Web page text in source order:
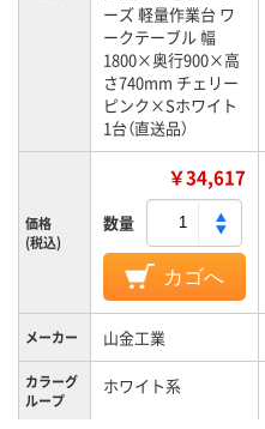
ーズ 軽量作業台 ワ
ークテーブル 幅
1800×奥行900×高
さ740mm チェリー
ピンク×Sホワイト
1台（直送品）
価格
(税込)
￥34,617
数量
カゴへ
メーカー 山金工業
カラーグ
ループ
ホワイト系